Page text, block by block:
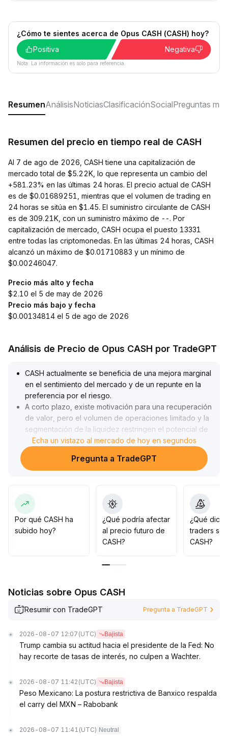
¿Cómo te sientes acerca de Opus CASH (CASH) hoy?
Positiva
Negativa
Nota: La información es solo para referencia.
ResumenAnálisisNoticiasClasificaciónSocialPreguntas
Resumen del precio en tiempo real de CASH
Al 7 de ago de 2026, CASH tiene una capitalización de
mercado total de $5.22K, lo que representa un cambio del
+581.23% en las últimas 24 horas. El precio actual de CASH
es de $0.01689251, mientras que el volumen de trading en
24 horas se sitúa en $1.45. El suministro circulante de CASH
es de 309.21K, con un suministro máximo de --. Por
capitalización de mercado, CASH ocupa el puesto 13331
entre todas las criptomonedas. En las últimas 24 horas, CASH
alcanzó un máximo de $0.01710883 y un mínimo de
$0.00246047.
Precio más alto y fecha
$2.10 el 5 de may de 2026
Precio más bajo y fecha
$0.00134814 el 5 de ago de 2026
Análisis de Precio de Opus CASH por TradeGPT
CASH actualmente se beneficia de una mejora marginal
en el sentimiento del mercado y de un repunte en la
preferencia por el riesgo.
A corto plazo, existe motivación para una recuperación
de valor, pero el volumen de operaciones limitado y la
segmentación de la liquidez restringen el potencial de
subida continua.
Se recomienda enfocar la atención en la profundidad
de órdenes en el rango de $0.
prevenir el riesgo de deslizamiento causado por
operaciones de gran tamaño
La estructura de apalancamiento general ya ha
alcanzado un nivel seguro y el riesgo sistémico ha
disminuido, lo que hace apropiada una asignación
monitorear de cerca la aceleración del apalancamiento
Echa un vistazo al mercado de hoy en segundos
Pregunta a TradeGPT
Por qué CASH ha
subido hoy?
¿Qué podría afectar
al precio futuro de
CASH?
¿Qué
traders
CASH?
Noticias sobre Opus CASH
Resumir con TradeGPT Pregunta a TradeGPT
2026-08-07 12:07 (UTC) Bajista
Trump cambia su actitud hacia el presidente de la Fed: No
hay recorte de tasas de interés, no culpen a Wachter.
2026-08-07 11:42 (UTC) Bajista
Peso Mexicano: La postura restrictiva de Banxico respalda
el carry del MXN – Rabobank
2026-08-07 11:41 (UTC) Neutral